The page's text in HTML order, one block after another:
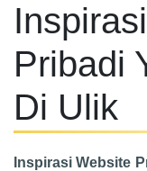
Pribadi
Di Ulik
Inspirasi Website